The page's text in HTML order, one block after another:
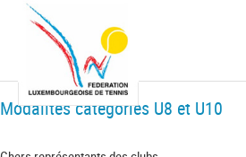
Modalités catégories U8 et U10